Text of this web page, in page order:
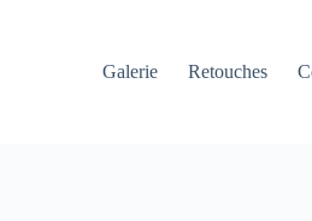
Galerie Retouches